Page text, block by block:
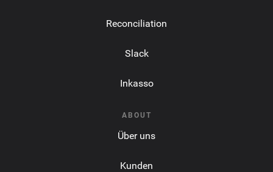
Reconciliation
Slack
Inkasso
ABOUT
Über uns
Kunden